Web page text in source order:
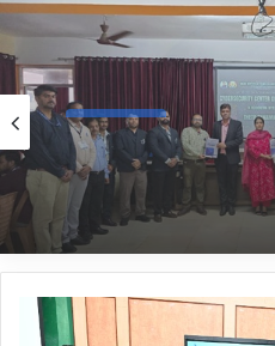
Education
2 hours ago
*ಬೆಳಗಾವಿಯ ಅಂಗಡಿ
‘ಸೈಬರ್ ಸೆಕ್ಯುರಿಟಿ ಸೆಂಟರ್
*ನರ್ಸಿಂಗ್
ಸಿಬ್ಬಂದಿ